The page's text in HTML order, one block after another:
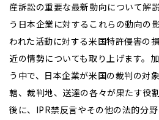
産訴訟の重要な最新動向について解
う日本企業に対するこれらの動向の
われた活動に対する米国特許侵害の
近の情勢についても取り上げます。
う中で、日本企業が米国の裁判の対
轄、裁判地、送達の各々が果たす役
後に、IPR禁反言やその他の法的分